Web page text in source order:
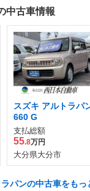
中古車情報
スズキ アルトラパ
660 G
支払総額
55.8万円
大分県大分市
パンの中古車をもっ